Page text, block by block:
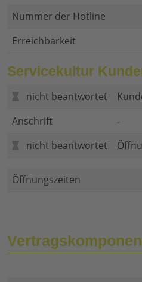
Nummer der Hotline
Erreichbarkeit
Servicekultur
nicht beantwortet
Anschrift
-
nicht beantwortet
Öffnungszeiten